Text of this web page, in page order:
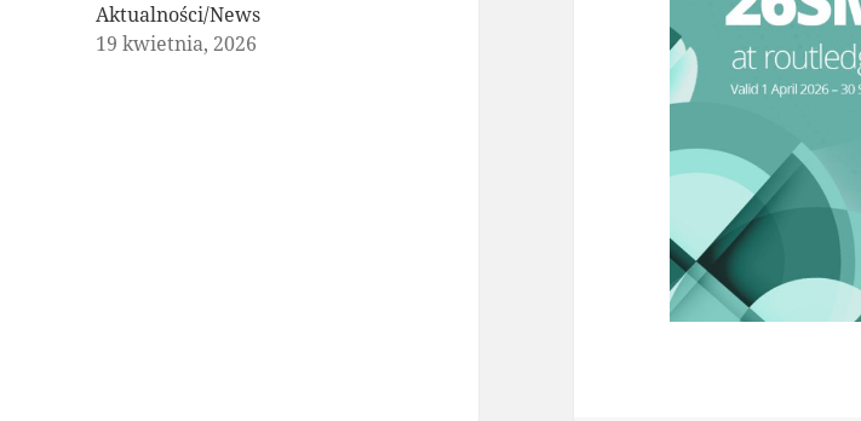
Aktualności/News
19 kwietnia, 2026